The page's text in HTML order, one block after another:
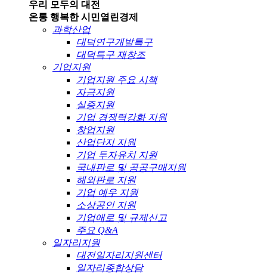
우리 모두의 대전
온통 행복한 시민열린경제
과학산업
대덕연구개발특구
대덕특구 재창조
기업지원
기업지원 주요 시책
자금지원
실증지원
기업 경쟁력강화 지원
창업지원
산업단지 지원
기업 투자유치 지원
국내판로 및 공공구매지원
해외판로 지원
기업 예우 지원
소상공인 지원
기업애로 및 규제신고
주요 Q&A
일자리지원
대전일자리지원센터
일자리종합상담